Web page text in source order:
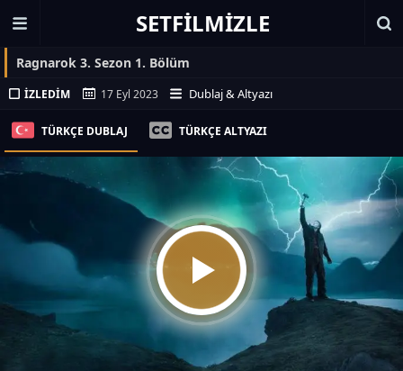
SETFILMIZLE
Ragnarok 3. Sezon 1. Bölüm
İZLEDIM 17 Eyl 2023 Dublaj & Altyazı
TÜRKÇE DUBLAJ TÜRKÇE ALTYAZI